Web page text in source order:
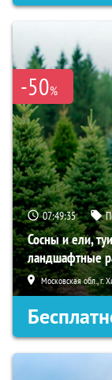
-50%
07:49:34
Сосны и ели,
ландшафтные
Московская обл., г.